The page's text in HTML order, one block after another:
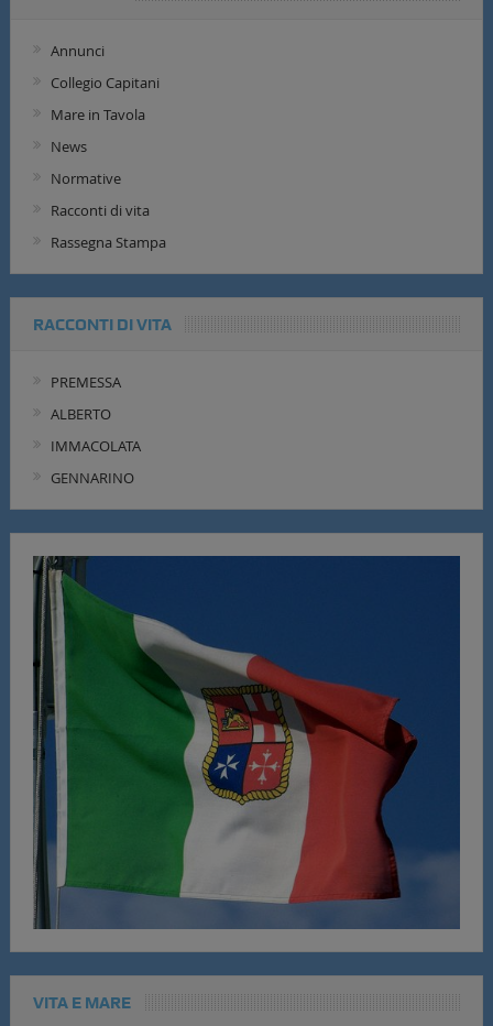
Annunci
Collegio Capitani
Mare in Tavola
News
Normative
Racconti di vita
Rassegna Stampa
RACCONTI DI VITA
PREMESSA
ALBERTO
IMMACOLATA
GENNARINO
VITA E MARE